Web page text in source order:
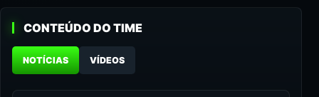
CONTEÚDO DO TIME
NOTÍCIAS VÍDEOS